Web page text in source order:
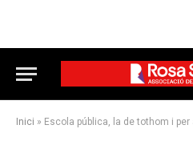
Inici » Escola pública, la de tothom i per